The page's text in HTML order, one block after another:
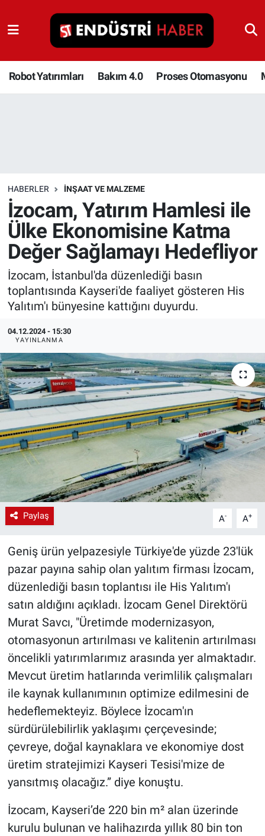
Robot Yatırımları Bakım 4.0 Proses Otomasyonu
HABERLER İNŞAAT VE MALZEME
İzocam, Yatırım Hamlesi ile
Ülke Ekonomisine Katma
Değer Sağlamayı Hedefliyor
İzocam, İstanbul'da düzenlediği basın
toplantısında Kayseri'de faaliyet gösteren His
Yalıtım'ı bünyesine kattığını duyurdu.
04.12.2024 - 15:30
YAYINLANMA
Paylaş A- A+
Geniş ürün yelpazesiyle Türkiye'de yüzde 23'lük
pazar payına sahip olan yalıtım firması İzocam,
düzenlediği basın toplantısı ile His Yalıtım'ı
satın aldığını açıkladı. İzocam Genel Direktörü
Murat Savcı, "Üretimde modernizasyon,
otomasyonun artırılması ve kalitenin artırılması
öncelikli yatırımlarımız arasında yer almaktadır.
Mevcut üretim hatlarında verimlilik çalışmaları
ile kaynak kullanımının optimize edilmesini de
hedeflemekteyiz. Böylece İzocam'ın
sürdürülebilirlik yaklaşımı çerçevesinde;
çevreye, doğal kaynaklara ve ekonomiye dost
üretim stratejimizi Kayseri Tesisi'mize de
yansıtmış olacağız.” diye konuştu.
İzocam, Kayseri’de 220 bin m² alan üzerinde
kurulu bulunan ve halihazırda yıllık 80 bin ton
Robot Yatırımları
Bakım 4.0
Depolama Çözümleri
İnşaat ve Malzeme
HaberOrtak
EndüstriST
Enerjisini Üreten Fabrikalar
Ağır Sanayi Çözümleri